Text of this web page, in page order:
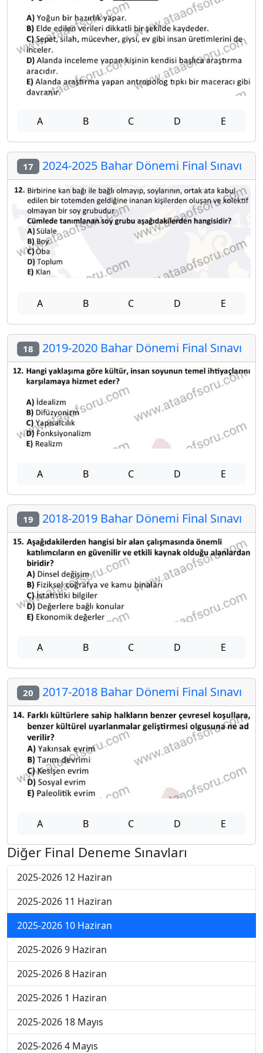
A B C D E
17 2024-2025 Bahar Dönemi Final Sınavı
A B C D E
18 2019-2020 Bahar Dönemi Final Sınavı
A B C D E
19 2018-2019 Bahar Dönemi Final Sınavı
A B C D E
20 2017-2018 Bahar Dönemi Final Sınavı
A B C D E
Diğer Final Deneme Sınavları
2025-2026 12 Haziran
2025-2026 11 Haziran
2025-2026 10 Haziran
2025-2026 9 Haziran
2025-2026 8 Haziran
2025-2026 1 Haziran
2025-2026 18 Mayıs
2025-2026 4 Mayıs